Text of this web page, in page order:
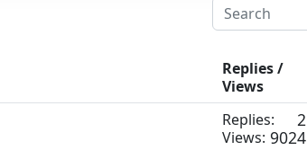
Replies /
Views
Replies: 2
Views: 9024